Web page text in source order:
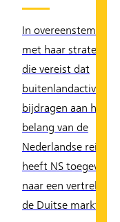
In overeenstemming
met haar strategie,
die vereist dat
buitenlandactiviteiten
bijdragen aan het
belang van de
Nederlandse reiziger,
heeft NS toegewerkt
naar een vertrek uit
de Duitse markt.